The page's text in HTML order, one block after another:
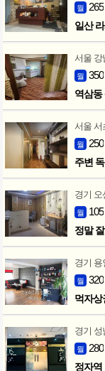
월 265
일산
서울 강
월 350
역삼동
서울 서
월 250
주변
경기 오
월 105
정말
경기 용
월 320
먹자상
경기 성
월 280
정자역